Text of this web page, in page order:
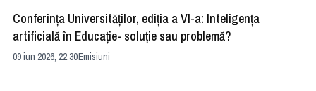
Conferința Universităților, ediția a VI-a: Inteligența
artificială în Educație- soluție sau problemă?
09 iun 2026, 22:30Emisiuni